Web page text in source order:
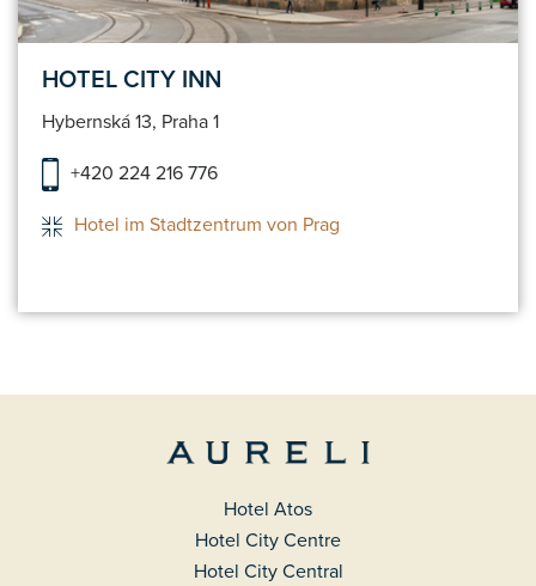
HOTEL CITY INN
Hybernská 13, Praha 1
+420 224 216 776
Hotel im Stadtzentrum von Prag
Hotel Atos
Hotel City Centre
Hotel City Central